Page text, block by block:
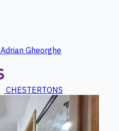
Adrian Gheorghe
CHESTERTONS